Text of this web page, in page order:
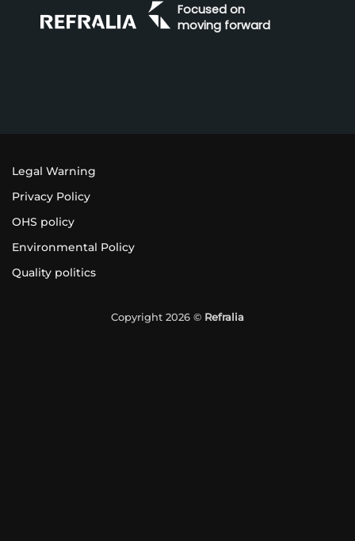
Focused on
moving forward
Legal Warning
Privacy Policy
OHS policy
Environmental Policy
Quality politics
Copyright 2026 © Refralia